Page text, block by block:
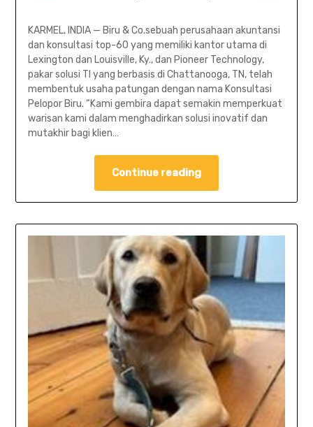
KARMEL, INDIA — Biru & Co.sebuah perusahaan akuntansi
dan konsultasi top-60 yang memiliki kantor utama di
Lexington dan Louisville, Ky., dan Pioneer Technology,
pakar solusi TI yang berbasis di Chattanooga, TN, telah
membentuk usaha patungan dengan nama Konsultasi
Pelopor Biru. “Kami gembira dapat semakin memperkuat
warisan kami dalam menghadirkan solusi inovatif dan
mutakhir bagi klien…
Continue reading